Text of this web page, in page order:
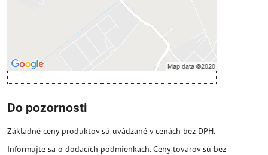
Povoliť a zapamätať - súhlas s druhom
cookie: Funkčné
Otvoriť obsah v novom okne
Do pozornosti
Základné ceny produktov sú uvádzané v cenách bez DPH.
Informujte sa o dodacích podmienkach. Ceny tovarov sú bez